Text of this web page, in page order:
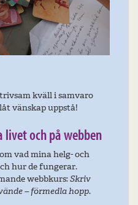
kväll i samvaro
vänskap uppstå!
och på webben
vad mina helg- och
hur de fungerar.
webbkurs:Skriv
– förmedla hopp.